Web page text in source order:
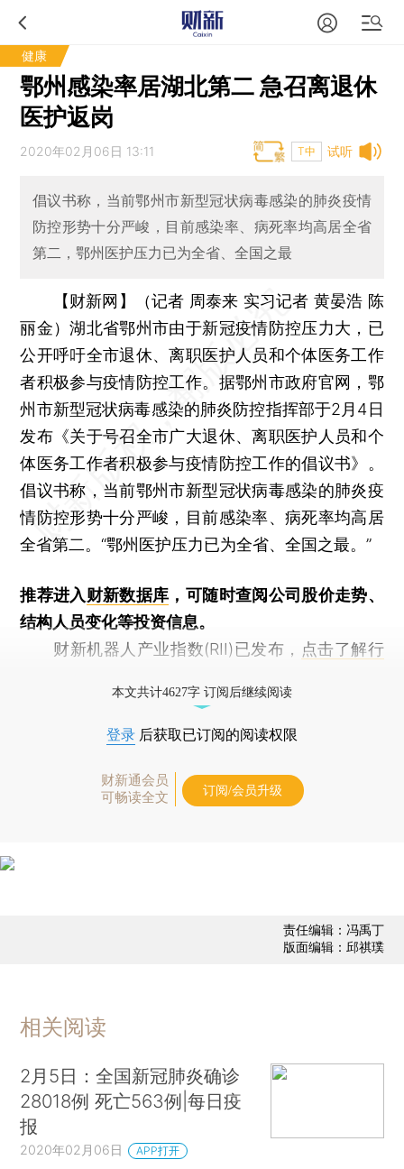
健康
鄂州感染率居湖北第二 急召离退休
医护返岗
试听
2020年02月06日 13:11 T中
倡议书称，当前鄂州市新型冠状病毒感染的肺炎疫情
防控形势十分严峻，目前感染率、病死率均高居全省
第二，鄂州医护压力已为全省、全国之最
【财新网】（记者 周泰来 实习记者 黄晏浩 陈
丽金）湖北省鄂州市由于新冠疫情防控压力大，已
公开呼吁全市退休、离职医护人员和个体医务工作
者积极参与疫情防控工作。据鄂州市政府官网，鄂
州市新型冠状病毒感染的肺炎防控指挥部于2月4日
发布《关于号召全市广大退休、离职医护人员和个
体医务工作者积极参与疫情防控工作的倡议书》。
倡议书称，当前鄂州市新型冠状病毒感染的肺炎疫
情防控形势十分严峻，目前感染率、病死率均高居
全省第二。“鄂州医护压力已为全省、全国之最。”
推荐进入财新数据库 ，可随时查阅公司股价走势、
结构人员变化等投资信息。
财新机器人产业指数(RII)已发布， 点击了解行
本文共计4627字 订阅后继续阅读
登录 后获取已订阅的阅读权限
财新通会员
可畅读全文
订阅/会员升级
责任编辑：冯禹丁
版面编辑：邱祺璞
相关阅读
2月5日：全国新冠肺炎确诊
28018例 死亡563例|每日疫
报
2020年02月06日 APP打开